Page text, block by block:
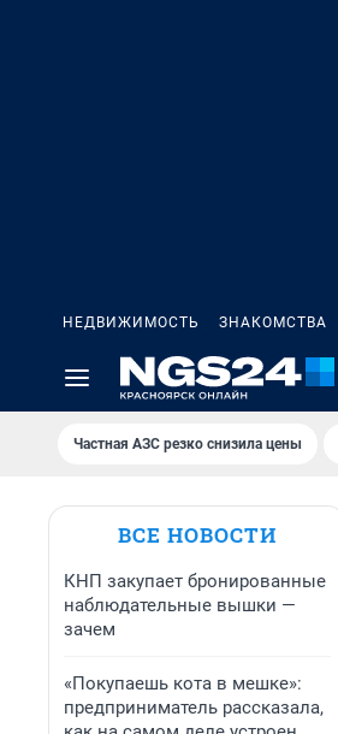
НЕДВИЖИМОСТЬ ЗНАКОМСТВА
Частная АЗС резко снизила цены
ВСЕ НОВОСТИ
КНП закупает бронированные
наблюдательные вышки —
зачем
«Покупаешь кота в мешке»:
предприниматель рассказала,